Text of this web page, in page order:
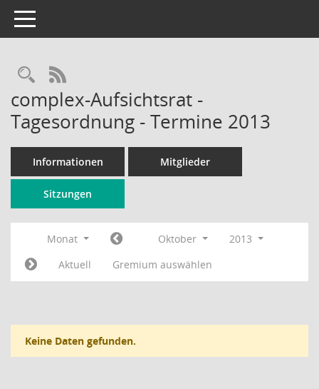
Toggle navigation
Rechercheauswahl
RSS-Feed
complex-Aufsichtsrat -
Tagesordnung - Termine 2013
Informationen Mitglieder
Sitzungen
Monat Oktober
2013
Aktuell
Gremium auswählen
Keine Daten gefunden.